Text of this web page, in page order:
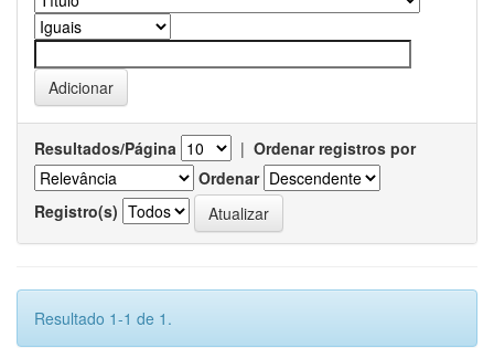
Resultados/Página | Ordenar registros por
Ordenar
Registro(s)
Resultado 1-1 de 1.